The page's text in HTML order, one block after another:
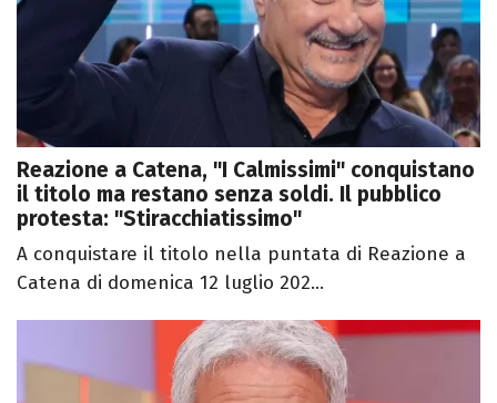
Reazione a Catena, "I Calmissimi" conquistano
il titolo ma restano senza soldi. Il pubblico
protesta: "Stiracchiatissimo"
A conquistare il titolo nella puntata di Reazione a
Catena di domenica 12 luglio 202...